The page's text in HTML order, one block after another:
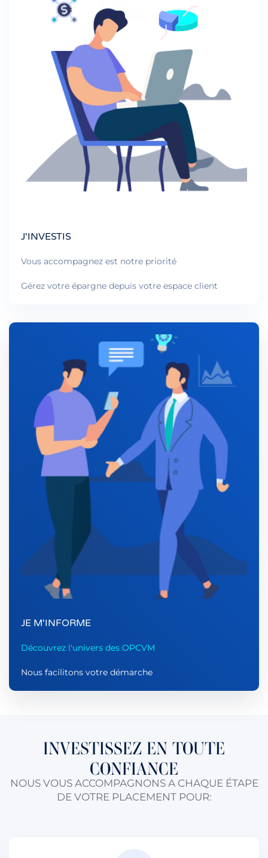
J'INVESTIS
Vous accompagnez est notre priorité
Gérez votre épargne depuis votre espace client
JE M'INFORME
Découvrez l'univers des OPCVM
Nous facilitons votre démarche
INVESTISSEZ EN TOUTE
CONFIANCE
NOUS VOUS ACCOMPAGNONS A CHAQUE ÉTAPE
DE VOTRE PLACEMENT POUR: